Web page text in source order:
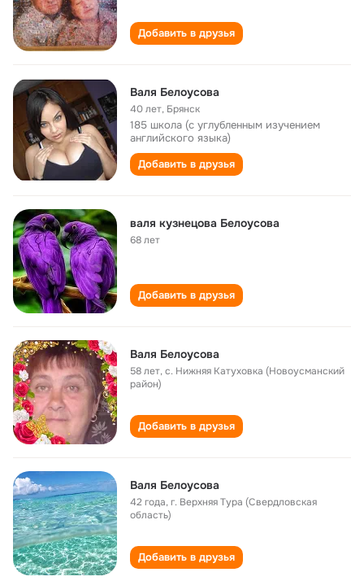
Добавить в друзья
Валя Белоусова
40 лет, Брянск
185 школа (с углубленным изучением
английского языка)
Добавить в друзья
валя кузнецова Белоусова
68 лет
Добавить в друзья
Валя Белоусова
58 лет,с. Нижняя Катуховка (Новоусманский
район)
Добавить в друзья
Валя Белоусова
42 года,г. Верхняя Тура (Свердловская
область)
Добавить в друзья